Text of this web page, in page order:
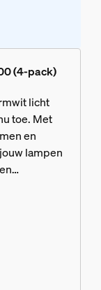
(4-pack)
licht
toe. Met
en
lampen
5%,